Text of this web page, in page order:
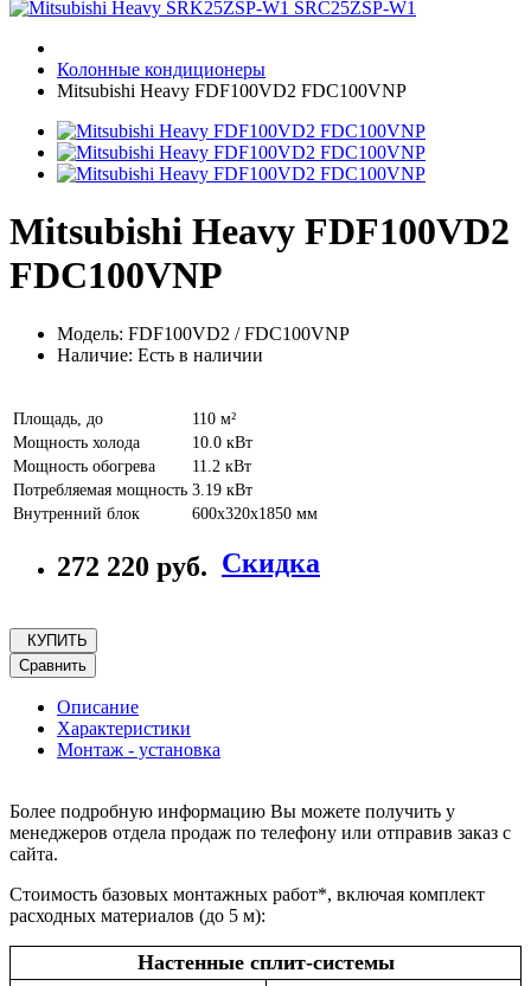
Колонные кондиционеры
Mitsubishi Heavy FDF100VD2 FDC100VNP
Mitsubishi Heavy FDF100VD2
FDC100VNP
Модель: FDF100VD2 / FDC100VNP
Наличие: Есть в наличии
Площадь, до
110 м²
Мощность холода
10.0 кВт
Мощность обогрева
11.2 кВт
Потребляемая мощность 3.19 кВт
Внутренний блок
600x320x1850 мм
272 220 руб. Скидка
КУПИТЬ
Сравнить
Описание
Характеристики
Монтаж - установка
Более подробную информацию Вы можете получить у
менеджеров отдела продаж по телефону или отправив заказ с
сайта.
Стоимость базовых монтажных работ*, включая комплект
расходных материалов (до 5 м):
Настенные сплит-системы